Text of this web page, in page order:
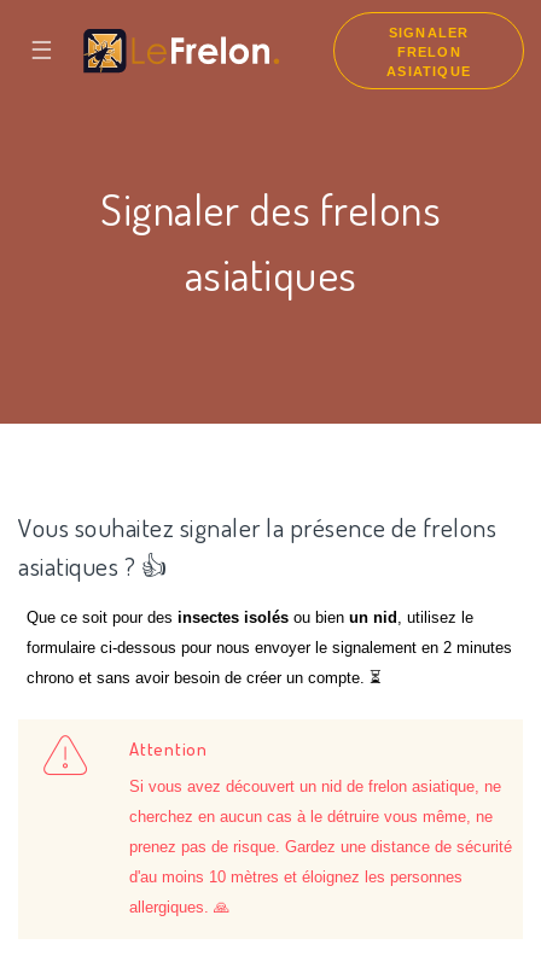
☰
SIGNALER
FRELON
ASIATIQUE
Signaler des frelons
asiatiques
Vous souhaitez signaler la présence de frelons
asiatiques ? 👍
Que ce soit pour desinsectes isolés ou bienun nid , utilisez le
formulaire ci-dessous pour nous envoyer le signalement en 2 minutes
chrono et sans avoir besoin de créer un compte. ⏳
Attention
Si vous avez découvert un nid de frelon asiatique, ne
cherchez en aucun cas à le détruire vous même, ne
prenez pas de risque. Gardez une distance de sécurité
d'au moins 10 mètres et éloignez les personnes
allergiques. 🙏